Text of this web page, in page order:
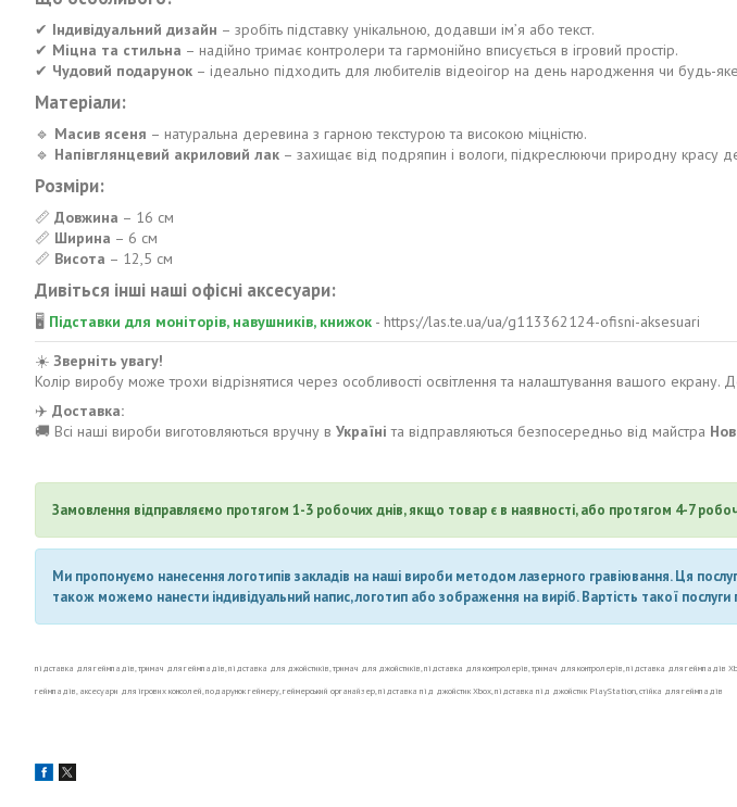
✔ Індивідуальний дизайн – зробіть підставку унікальною, додавши ім’я або текст.
✔ Міцна та стильна – надійно тримає контролери та гармонійно вписується в ігровий простір.
✔ Чудовий подарунок – ідеально підходить для любителів відеоігор на день народження чи будь-
Матеріали:
🔹 Масив ясеня – натуральна деревина з гарною текстурою та високою міцністю.
🔹 Напівглянцевий акриловий лак – захищає від подряпин і вологи, підкреслюючи природну красу
Розміри:
📏 Довжина – 16 см
📏 Ширина – 6 см
📏 Висота – 12,5 см
Дивіться інші наші офісні аксесуари:
🖥 Підставки для моніторів, навушників, книжок - https://las.te.ua/ua/g113362124-ofisni-aksesuari
☀️ Зверніть увагу!
Колір виробу може трохи відрізнятися через особливості освітлення та налаштування вашого
✈️ Доставка:
🚚 Всі наші вироби виготовляються вручну в Україні та відправляються безпосередньо від майстра
Замовлення відправляємо протягом 1-3 робочих днів, якщо товар є в наявності, або протягом 4-7
Ми пропонуємо нанесення логотипів закладів на наші вироби методом лазерного гравіювання. Ця
також можемо нанести індивідуальний напис, логотип або зображення на виріб. Вартість такої
підставка для геймпадів, тримач для геймпадів, підставка для джойстиків, тримач для джойстиків, підставка для контролерів, тримач для контролерів, підставка для
геймпадів, аксесуари для ігрових консолей, подарунок геймеру, геймерський органайзер, підставка під джойстик Xbox, підставка під джойстик PlayStation, стійка для геймпадів